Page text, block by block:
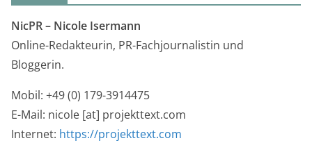
NicPR – Nicole Isermann
Online-Redakteurin, PR-Fachjournalistin und
Bloggerin.
Mobil: +49 (0) 179-3914475
E-Mail: nicole [at] projekttext.com
Internet: https://projekttext.com